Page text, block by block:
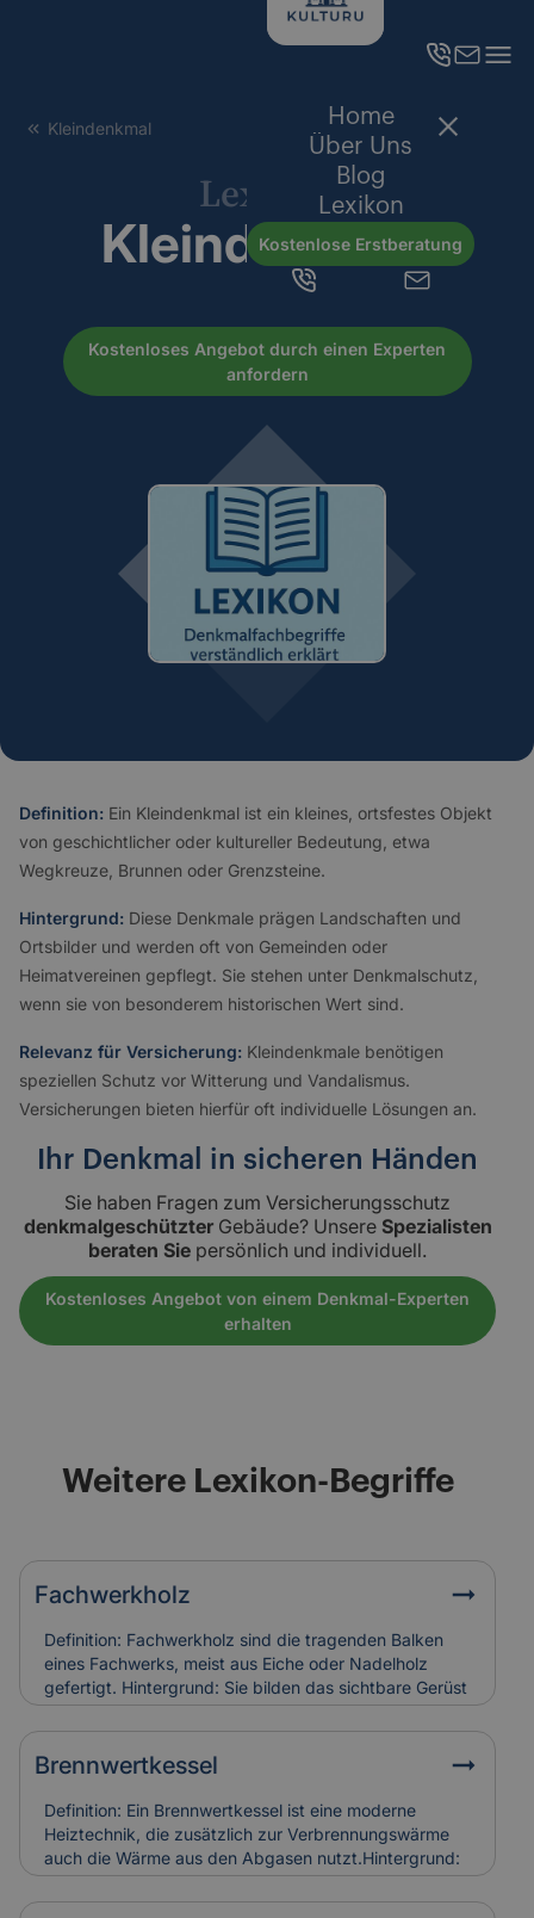
Home
Über Uns
Blog
Lexikon
Kostenlose Erstberatung
Kleindenkmal
Lexikon
Kleindenkmal
Kostenloses Angebot durch einen Experten
anfordern
Definition: Ein Kleindenkmal ist ein kleines, ortsfestes Objekt
von geschichtlicher oder kultureller Bedeutung, etwa
Wegkreuze, Brunnen oder Grenzsteine.
Hintergrund: Diese Denkmale prägen Landschaften und
Ortsbilder und werden oft von Gemeinden oder
Heimatvereinen gepflegt. Sie stehen unter Denkmalschutz,
wenn sie von besonderem historischen Wert sind.
Relevanz für Versicherung: Kleindenkmale benötigen
speziellen Schutz vor Witterung und Vandalismus.
Versicherungen bieten hierfür oft individuelle Lösungen an.
Ihr Denkmal in sicheren Händen
Sie haben Fragen zum Versicherungsschutz
denkmalgeschützterGebäude? Unsere Spezialisten
beraten Sie persönlich und individuell.
Kostenloses Angebot von einem Denkmal-Experten
erhalten
Weitere Lexikon-Begriffe
Fachwerkholz
Definition: Fachwerkholz sind die tragenden Balken
eines Fachwerks, meist aus Eiche oder Nadelholz
gefertigt. Hintergrund: Sie bilden das sichtbare Gerüst
der Konstruktion und sind durch Zapfen, Dübel oder
Verblattungen miteinander verbunden. Fachwerkholz
bestimmt Stabilität und Erscheinungsbild eines
oder Schädlingsbefall am Fachwerkholz führen zu
hohen Restaurierungskosten, die Versicherungen bei
denkmalgerechter Instandsetzung berücksichtigen.
Brennwertkessel
Definition: Ein Brennwertkessel ist eine moderne
Heiztechnik, die zusätzlich zur Verbrennungswärme
auch die Wärme aus den Abgasen nutzt.Hintergrund:
Dadurch arbeitet der Kessel besonders effizient und
spart Energie im Vergleich zu älteren Heizsystemen. In